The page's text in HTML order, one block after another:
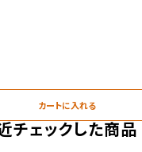
カートに入れる
チェックした商品